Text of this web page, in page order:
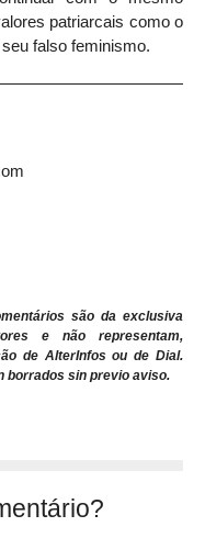
patriarcais como o
falso feminismo.
são da exclusiva
e não representam,
de AlterInfos ou de Dial.
borrados sin previo aviso.